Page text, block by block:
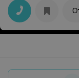
доброжелательный
женщин много
этом 2014г. опять
возьму на себя